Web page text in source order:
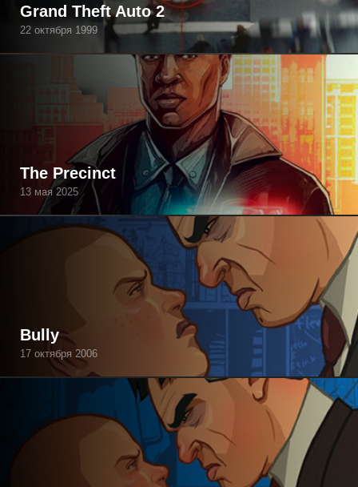
Grand Theft Auto 2
22 октября 1999
The Precinct
13 мая 2025
Bully
17 октября 2006